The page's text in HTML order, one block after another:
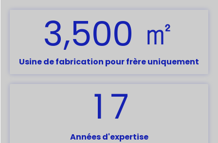
3,500 ㎡
Usine de fabrication pour frère uniquement
1 7
Années d'expertise